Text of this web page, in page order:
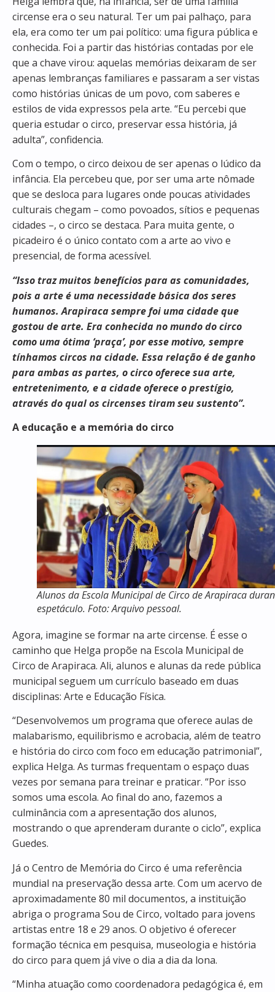
circense era o seu natural. Ter um pai palhaço, para
ela, era como ter um pai político: uma figura pública e
conhecida. Foi a partir das histórias contadas por ele
que a chave virou: aquelas memórias deixaram de ser
apenas lembranças familiares e passaram a ser vistas
como histórias únicas de um povo, com saberes e
estilos de vida expressos pela arte. “Eu percebi que
queria estudar o circo, preservar essa história, já
adulta”, confidencia.
Com o tempo, o circo deixou de ser apenas o lúdico da
infância. Ela percebeu que, por ser uma arte nômade
que se desloca para lugares onde poucas atividades
culturais chegam – como povoados, sítios e pequenas
cidades –, o circo se destaca. Para muita gente, o
picadeiro é o único contato com a arte ao vivo e
presencial, de forma acessível.
“Isso traz muitos benefícios para as comunidades,
pois a arte é uma necessidade básica dos seres
humanos. Arapiraca sempre foi uma cidade que
gostou de arte. Era conhecida no mundo do circo
como uma ótima ‘praça’, por esse motivo, sempre
tínhamos circos na cidade. Essa relação é de ganho
para ambas as partes, o circo oferece sua arte,
entretenimento, e a cidade oferece o prestígio,
através do qual os circenses tiram seu sustento”.
A educação e a memória do circo
Alunos da Escola Municipal de Circo de Arapiraca
espetáculo. Foto: Arquivo pessoal.
Agora, imagine se formar na arte circense. É esse o
caminho que Helga propõe na Escola Municipal de
Circo de Arapiraca. Ali, alunos e alunas da rede pública
municipal seguem um currículo baseado em duas
disciplinas: Arte e Educação Física.
“Desenvolvemos um programa que oferece aulas de
malabarismo, equilibrismo e acrobacia, além de teatro
e história do circo com foco em educação patrimonial”,
explica Helga. As turmas frequentam o espaço duas
vezes por semana para treinar e praticar. “Por isso
somos uma escola. Ao final do ano, fazemos a
culminância com a apresentação dos alunos,
mostrando o que aprenderam durante o ciclo”, explica
Guedes.
Já o Centro de Memória do Circo é uma referência
mundial na preservação dessa arte. Com um acervo de
aproximadamente 80 mil documentos, a instituição
abriga o programa Sou de Circo, voltado para jovens
artistas entre 18 e 29 anos. O objetivo é oferecer
formação técnica em pesquisa, museologia e história
do circo para quem já vive o dia a dia da lona.
“Minha atuação como coordenadora pedagógica é, em